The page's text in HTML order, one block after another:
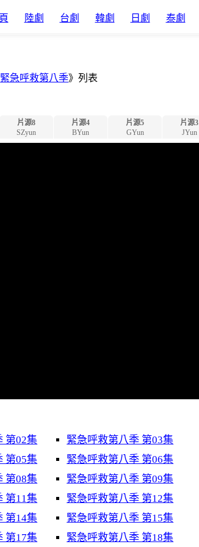
陸劇 台劇 韓劇 日劇 泰劇
緊急呼救第八季》列表
片源8
SZyun
片源4
BYun
片源5
GYun
片源3
JYun
第02集
緊急呼救第八季 第03集
第05集
緊急呼救第八季 第06集
第08集
緊急呼救第八季 第09集
第11集
緊急呼救第八季 第12集
第14集
緊急呼救第八季 第15集
第17集 緊急呼救第八季 第18集